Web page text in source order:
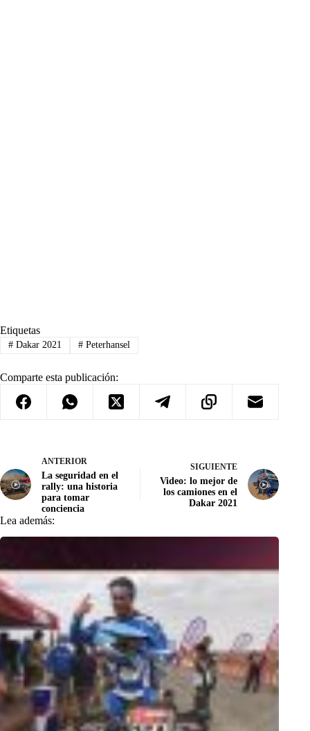
Etiquetas
#Dakar 2021 #Peterhansel
Comparte esta publicación:
ANTERIOR
La seguridad en el
rally: una historia
para tomar
conciencia
SIGUIENTE
Video: lo mejor de
los camiones en el
Dakar 2021
Lea además: